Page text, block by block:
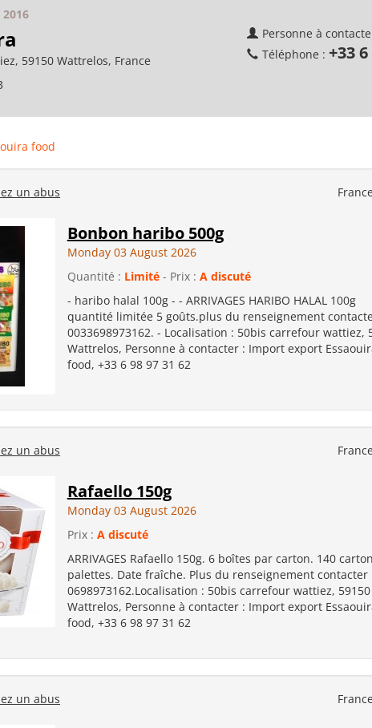
59150 Wattrelos, France
Personne à
Téléphone : +33
food
France
un abus
Bonbon haribo 500g
Monday 03 August 2026
Quantité : Limité - Prix : A discuté
- haribo halal 100g - - ARRIVAGES HARIBO HALAL 100g
quantité limitée 5 goûts.plus du renseignement
0033698973162. - Localisation : 50bis carrefour wattiez,
Wattrelos, Personne à contacter : Import export
food, +33 6 98 97 31 62
France
un abus
Rafaello 150g
Monday 03 August 2026
Prix : A discuté
ARRIVAGES Rafaello 150g. 6 boîtes par carton. 140
palettes. Date fraîche. Plus du renseignement contacter
0698973162.Localisation : 50bis carrefour wattiez, 59150
Wattrelos, Personne à contacter : Import export
food, +33 6 98 97 31 62
France
un abus